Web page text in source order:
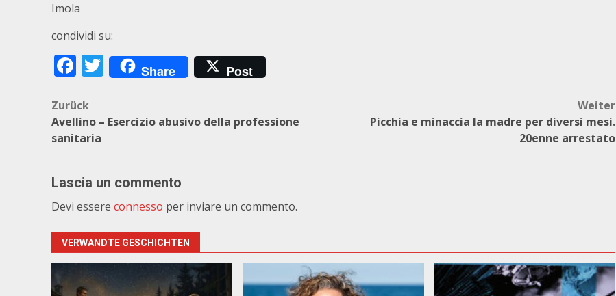
Imola
condividi su:
Facebook
Twitter
Share Post
Beitragsnavigation
Zurück
Avellino – Esercizio abusivo della professione
sanitaria
Weiter
Picchia e minaccia la madre per diversi mesi.
20enne arrestato
Lascia un commento
Devi essere connesso per inviare un commento.
VERWANDTE GESCHICHTEN